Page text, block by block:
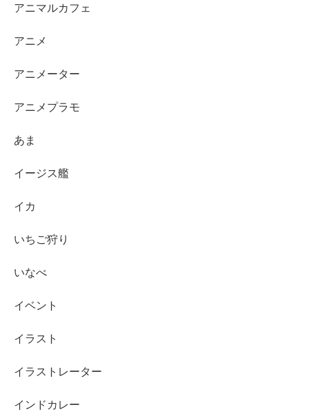
アニマルカフェ
アニメ
アニメーター
アニメプラモ
あま
イージス艦
イカ
いちご狩り
いなべ
イベント
イラスト
イラストレーター
インドカレー